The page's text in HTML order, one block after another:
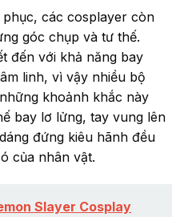
các cosplayer còn
góc chụp và tư thế.
đến với khả năng bay
linh, vì vậy nhiều bộ
khoảnh khắc này
bay lơ lửng, tay vung lên
đứng kiêu hãnh đều
của nhân vật.
Slayer Cosplay